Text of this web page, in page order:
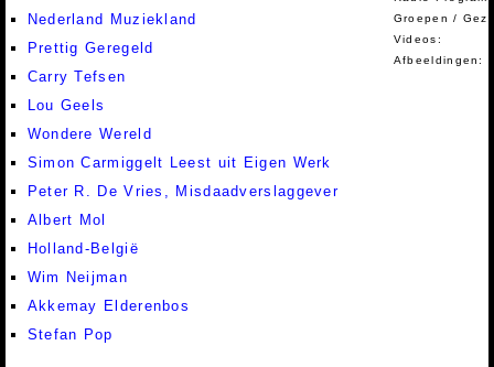
Nederland Muziekland
Prettig Geregeld
Carry Tefsen
Lou Geels
Wondere Wereld
Simon Carmiggelt Leest uit Eigen Werk
Peter R. De Vries, Misdaadverslaggever
Albert Mol
Holland-België
Wim Neijman
Akkemay Elderenbos
Stefan Pop
Groepen /
Videos:
Afbeeldingen: